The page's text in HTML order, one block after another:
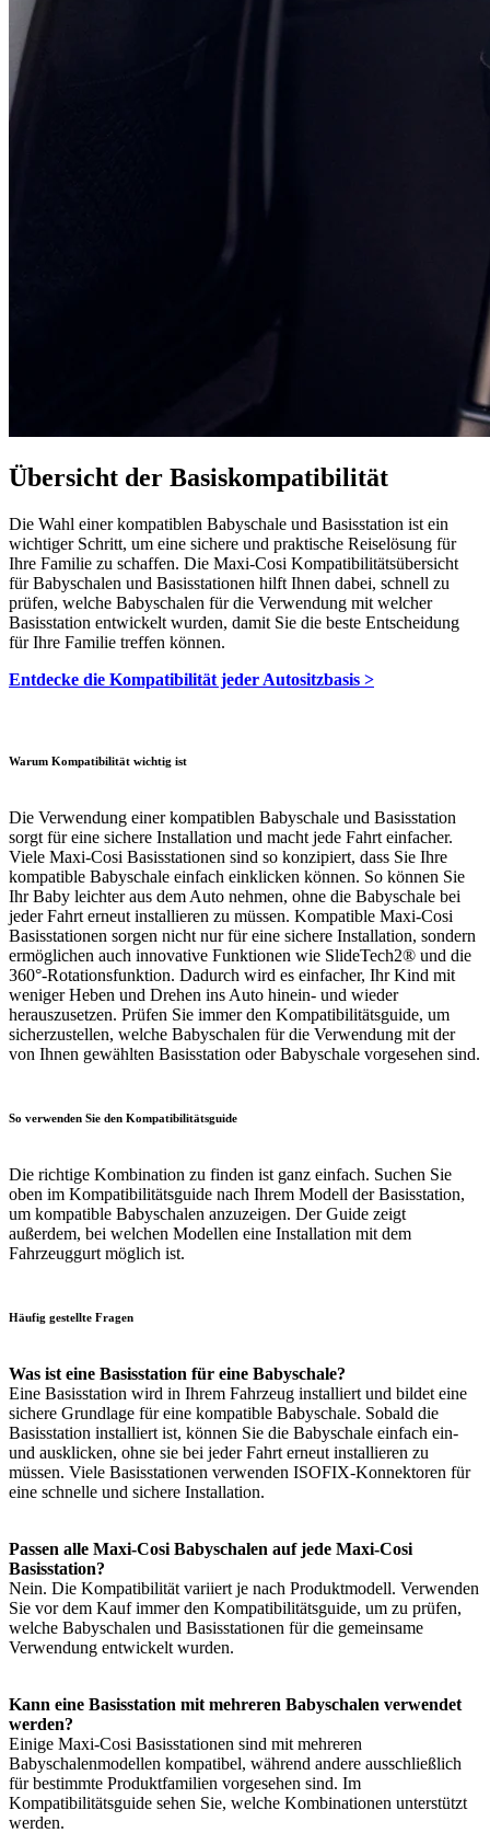
Übersicht der Basiskompatibilität
Die Wahl einer kompatiblen Babyschale und Basisstation ist ein
wichtiger Schritt, um eine sichere und praktische Reiselösung für
Ihre Familie zu schaffen. Die Maxi-Cosi Kompatibilitätsübersicht
für Babyschalen und Basisstationen hilft Ihnen dabei, schnell zu
prüfen, welche Babyschalen für die Verwendung mit welcher
Basisstation entwickelt wurden, damit Sie die beste Entscheidung
für Ihre Familie treffen können.
Entdecke die Kompatibilität jeder Autositzbasis >
Warum Kompatibilität wichtig ist
Die Verwendung einer kompatiblen Babyschale und Basisstation
sorgt für eine sichere Installation und macht jede Fahrt einfacher.
Viele Maxi-Cosi Basisstationen sind so konzipiert, dass Sie Ihre
kompatible Babyschale einfach einklicken können. So können Sie
Ihr Baby leichter aus dem Auto nehmen, ohne die Babyschale bei
jeder Fahrt erneut installieren zu müssen. Kompatible Maxi-Cosi
Basisstationen sorgen nicht nur für eine sichere Installation, sondern
ermöglichen auch innovative Funktionen wie SlideTech2® und die
360°-Rotationsfunktion. Dadurch wird es einfacher, Ihr Kind mit
weniger Heben und Drehen ins Auto hinein- und wieder
herauszusetzen. Prüfen Sie immer den Kompatibilitätsguide, um
sicherzustellen, welche Babyschalen für die Verwendung mit der
von Ihnen gewählten Basisstation oder Babyschale vorgesehen sind.
So verwenden Sie den Kompatibilitätsguide
Die richtige Kombination zu finden ist ganz einfach. Suchen Sie
oben im Kompatibilitätsguide nach Ihrem Modell der Basisstation,
um kompatible Babyschalen anzuzeigen. Der Guide zeigt
außerdem, bei welchen Modellen eine Installation mit dem
Fahrzeuggurt möglich ist.
Häufig gestellte Fragen
Was ist eine Basisstation für eine Babyschale?
Eine Basisstation wird in Ihrem Fahrzeug installiert und bildet eine
sichere Grundlage für eine kompatible Babyschale. Sobald die
Basisstation installiert ist, können Sie die Babyschale einfach ein-
und ausklicken, ohne sie bei jeder Fahrt erneut installieren zu
müssen. Viele Basisstationen verwenden ISOFIX-Konnektoren für
eine schnelle und sichere Installation.
Passen alle Maxi-Cosi Babyschalen auf jede Maxi-Cosi
Basisstation?
Nein. Die Kompatibilität variiert je nach Produktmodell. Verwenden
Sie vor dem Kauf immer den Kompatibilitätsguide, um zu prüfen,
welche Babyschalen und Basisstationen für die gemeinsame
Verwendung entwickelt wurden.
Kann eine Basisstation mit mehreren Babyschalen verwendet
werden?
Einige Maxi-Cosi Basisstationen sind mit mehreren
Babyschalenmodellen kompatibel, während andere ausschließlich
für bestimmte Produktfamilien vorgesehen sind. Im
Kompatibilitätsguide sehen Sie, welche Kombinationen unterstützt
werden.